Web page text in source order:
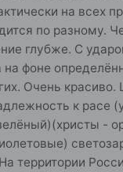
на всех
по разному.
глубже. С
на фоне
Очень красиво.
к расе
-
территории